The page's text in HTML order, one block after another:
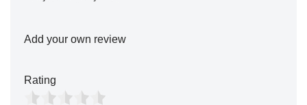
Add your own review
Rating